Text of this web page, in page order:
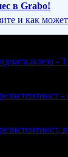
в Grabo!
и как
жлеза